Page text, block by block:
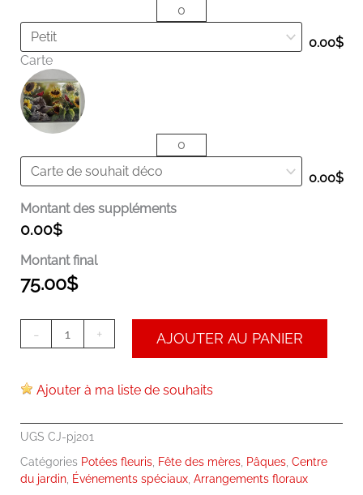
0.00$
Carte
0.00$
Montant des suppléments
0.00$
Montant final
75.00$
- + AJOUTER AU PANIER
Ajouter à ma liste de souhaits
UGS CJ-pj201
Catégories Potées fleuris, Fête des mères, Pâques, Centre
du jardin, Événements spéciaux, Arrangements floraux